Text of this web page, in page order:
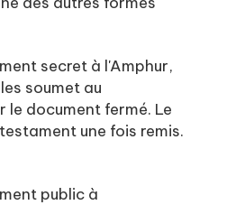
secret à l'Amphur,
soumet au
le document fermé. Le
une fois remis.
public à